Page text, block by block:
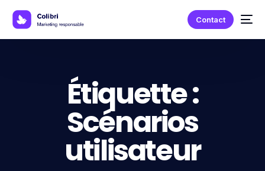
Contact
Étiquette :
Scénarios
utilisateur